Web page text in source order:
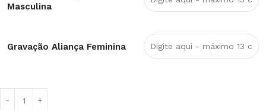
Masculina
Gravação Aliança Feminina